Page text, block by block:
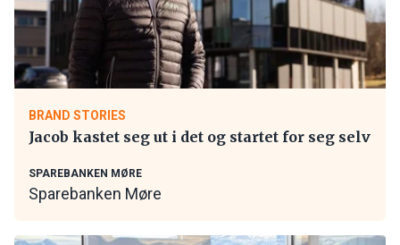
BRAND STORIES
Jacob kastet seg ut i det og startet for seg selv
SPAREBANKEN MØRE
Sparebanken Møre